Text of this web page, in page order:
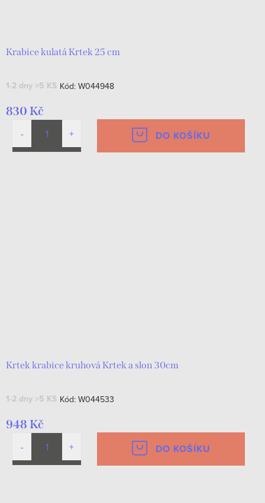
Krabice kulatá Krtek 25 cm
1-2 dny >5 KS Kód: W044948
830 Kč
DO KOŠÍKU
Krtek krabice kruhová Krtek a slon 30cm
1-2 dny >5 KS Kód: W044533
948 Kč
DO KOŠÍKU